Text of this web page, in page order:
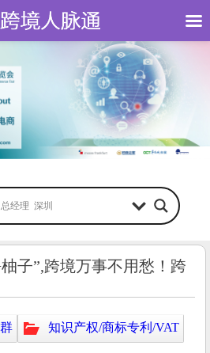
子”,跨境万事不用愁！跨
知识产权/商标专利/VAT